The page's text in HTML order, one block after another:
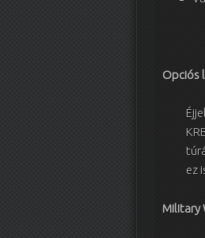
Opciós
ez
Military